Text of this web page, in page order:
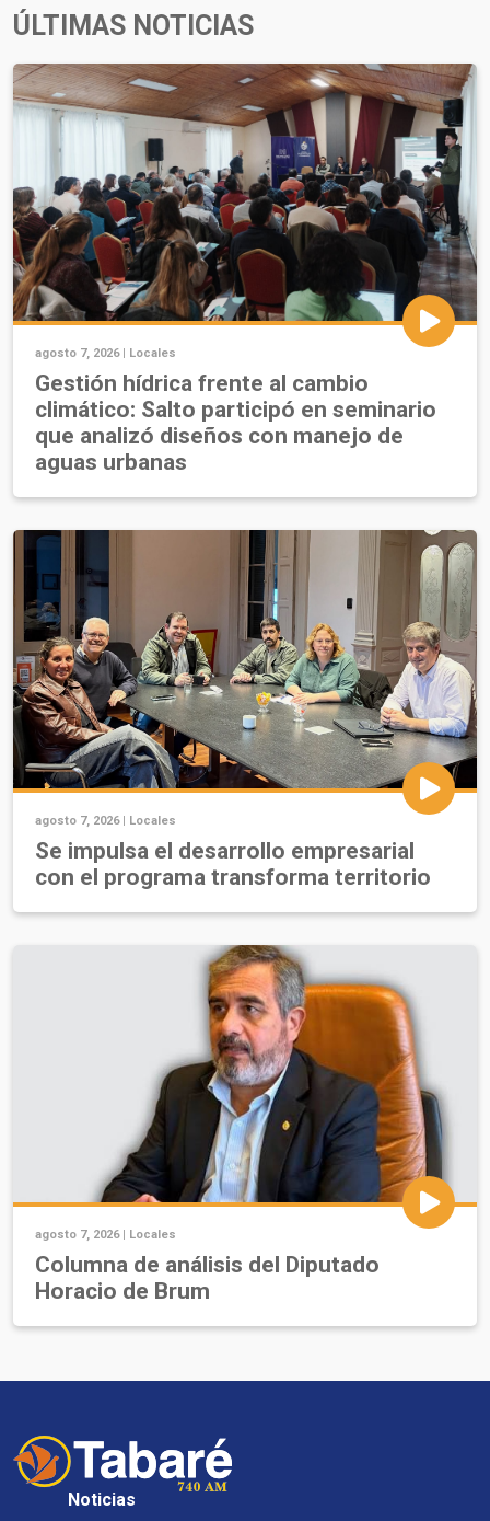
ÚLTIMAS NOTICIAS
agosto 7, 2026 | Locales
Gestión hídrica frente al cambio
climático: Salto participó en seminario
que analizó diseños con manejo de
aguas urbanas
agosto 7, 2026 | Locales
Se impulsa el desarrollo empresarial
con el programa transforma territorio
agosto 7, 2026 | Locales
Columna de análisis del Diputado
Horacio de Brum
Noticias